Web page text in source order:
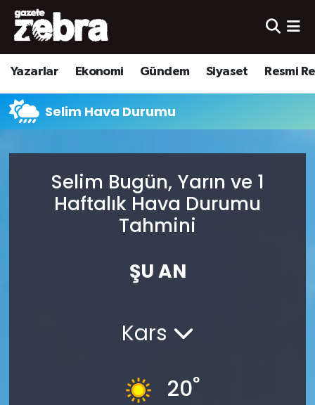
Yazarlar Ekonomi Gündem Siyaset Resmi
Selim Hava Durumu
Selim Bugün, Yarın ve 1
Haftalık Hava Durumu
Tahmini
ŞU AN
Kars
20°
Yazarlar
Ekonomi
Kültür-Sanat
Spor
Nöbetçi Eczaneler
Hava Durumu
Trafik Durumu
Tüm Manşetler
Son Dakika Haberleri